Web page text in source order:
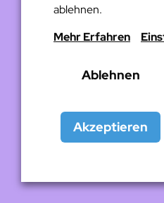
ablehnen.
Mehr Erfahren
Ablehnen
Akzeptieren